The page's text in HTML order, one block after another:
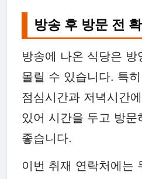
방송 후 방문 전
방송에 나온 식당은 방
몰릴 수 있습니다. 특
점심시간과 저녁시간
있어 시간을 두고 방문
좋습니다.
이번 취재 연락처에는